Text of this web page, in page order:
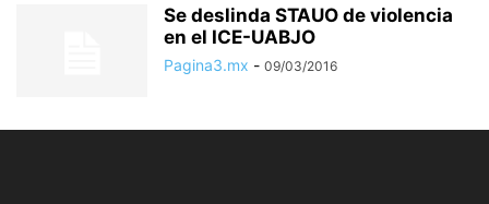
Se deslinda STAUO de violencia
en el ICE-UABJO
Pagina3.mx - 09/03/2016